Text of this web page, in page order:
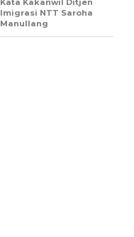
Kata Kakanwil Ditjen
Imigrasi NTT Saroha
Manullang